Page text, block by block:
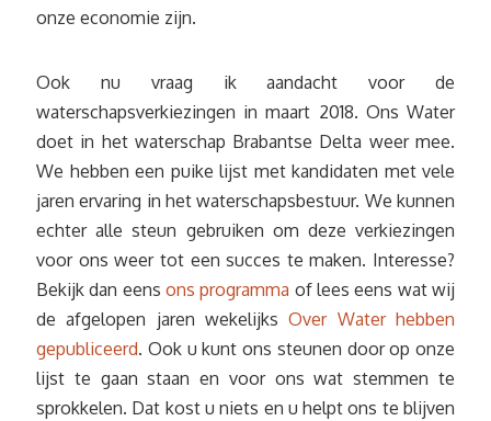
onze economie zijn.
Ook nu vraag ik aandacht voor de
waterschapsverkiezingen in maart 2018. Ons Water
doet in het waterschap Brabantse Delta weer mee.
We hebben een puike lijst met kandidaten met vele
jaren ervaring in het waterschapsbestuur. We kunnen
echter alle steun gebruiken om deze verkiezingen
voor ons weer tot een succes te maken. Interesse?
Bekijk dan eens ons programma of lees eens wat wij
de afgelopen jaren wekelijksOver Water hebben
gepubliceerd. Ook u kunt ons steunen door op onze
lijst te gaan staan en voor ons wat stemmen te
sprokkelen. Dat kost u niets en u helpt ons te blijven